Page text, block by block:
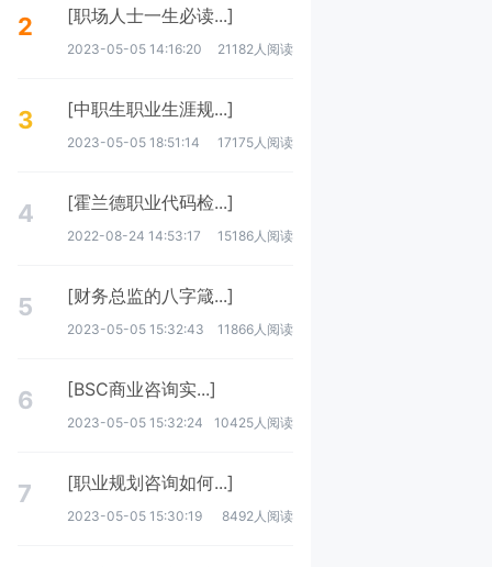
2 [职场人士一生必读...]
2023-05-05 14:16:20 21182人阅读
3 [中职生职业生涯规...]
2023-05-05 18:51:14 17175人阅读
4 [霍兰德职业代码检...]
2022-08-24 14:53:17 15186人阅读
5 [财务总监的八字箴...]
2023-05-05 15:32:43 11866人阅读
6 [BSC商业咨询实...]
2023-05-05 15:32:24 10425人阅读
7 [职业规划咨询如何...]
2023-05-05 15:30:19 8492人阅读